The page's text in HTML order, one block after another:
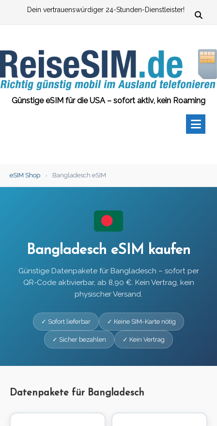
Dein vertrauenswürdiger 24-Stunden-Dienstleister!
Günstige eSIM für die USA – sofort aktiv, kein Roaming
eSIM Shop › Bangladesch eSIM
Bangladesch eSIM kaufen
Günstige Datenpakete für Bangladesch – sofort per
QR-Code aktivierbar, ab 8,90 €. Kein Vertrag, kein
physischer Versand.
✓ Sofort lieferbar ✓ Keine SIM-Karte nötig
✓ Sicher bezahlen ✓ Kein Vertrag
Datenpakete für Bangladesch